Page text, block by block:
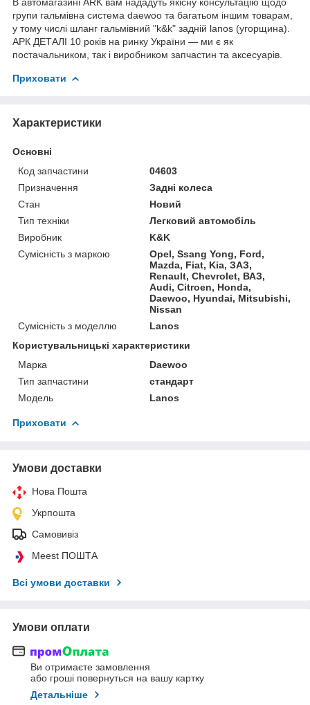
групи гальмівна система daewoo та багатьом іншим товарам,
у тому числі шланг гальмівний "k&k" задній lanos (угорщина).
АРК ДЕТАЛІ 10 років на ринку України — ми є як
постачальником, так і виробником запчастин та аксесуарів.
Приховати
Характеристики
Основні
Код запчастини
04603
Призначення
Задні колеса
Стан
Новий
Тип техніки
Легковий автомобіль
Виробник
K&K
Сумісність з маркою
Opel, Ssang Yong, Ford,
Mazda, Fiat, Kia, ЗАЗ,
Renault, Chevrolet, ВАЗ,
Audi, Citroen, Honda,
Daewoo, Hyundai, Mitsubishi,
Nissan
Сумісність з моделлю
Lanos
Користувальницькі характеристики
Марка
Daewoo
Тип запчастини
стандарт
Модель
Lanos
Приховати
Умови доставки
Нова Пошта
Укрпошта
Самовивіз
Meest ПОШТА
Всі умови доставки
Умови оплати
Ви отримаєте замовлення
або гроші повернуться на вашу картку
Детальніше